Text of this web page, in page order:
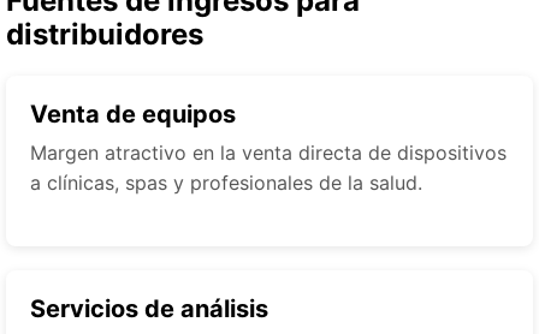
distribuidores
Venta de equipos
Margen atractivo en la venta directa de dispositivos
a clínicas, spas y profesionales de la salud.
Servicios de análisis